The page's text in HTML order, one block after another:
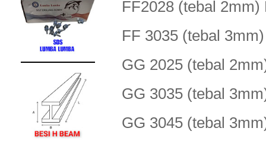
FF2028 (tebal
FF 3035 (tebal
GG 2025 (tebal
GG 3035 (tebal
GG 3045 (tebal